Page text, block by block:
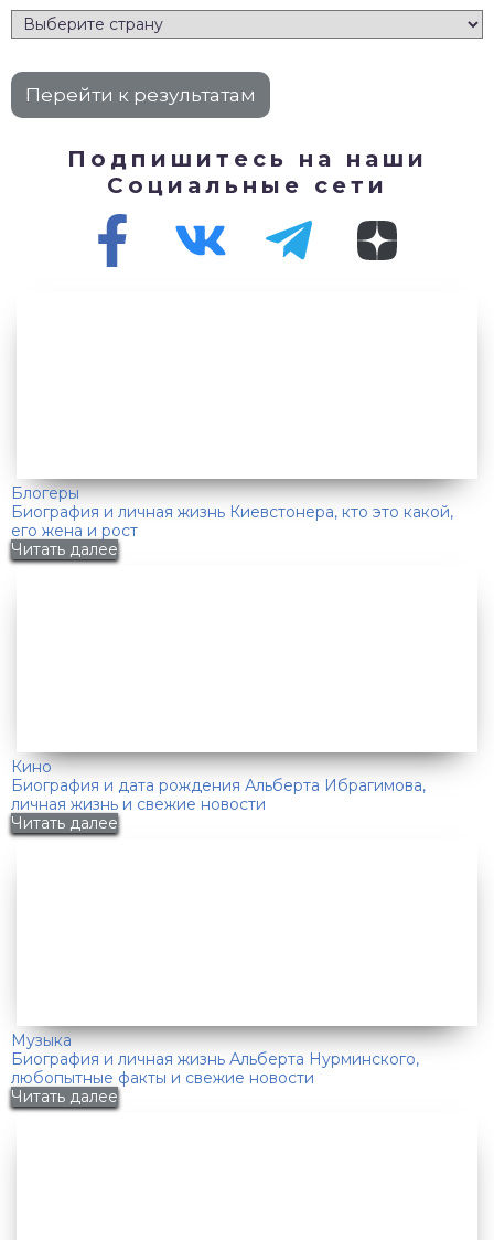
Подпишитесь на наши
Социальные сети
Блогеры
Биография и личная жизнь Киевстонера, кто это какой,
его жена и рост
Читать далее
Кино
Биография и дата рождения Альберта Ибрагимова,
личная жизнь и свежие новости
Читать далее
Музыка
Биография и личная жизнь Альберта Нурминского,
любопытные факты и свежие новости
Читать далее